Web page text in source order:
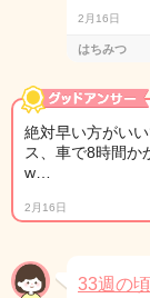
2月16日
はちみつ
絶対早い方がい
ス、車で8時間か
w…
2月16日
33週の